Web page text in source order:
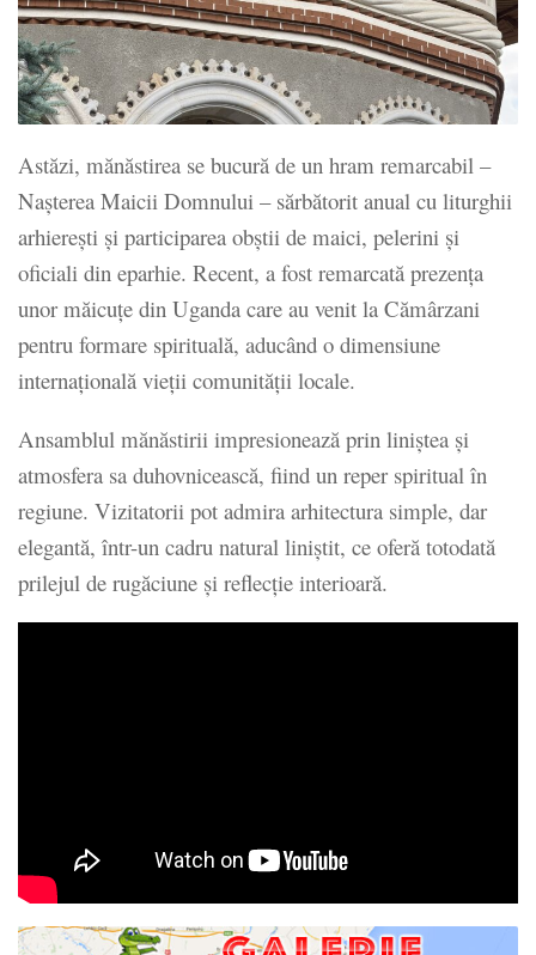
Astăzi, mănăstirea se bucură de un hram remarcabil –
Nașterea Maicii Domnului – sărbătorit anual cu liturghii
arhierești și participarea obștii de maici, pelerini și
oficiali din eparhie. Recent, a fost remarcată prezența
unor măicuțe din Uganda care au venit la Cămârzani
pentru formare spirituală, aducând o dimensiune
internațională vieţii comunității locale.
Ansamblul mănăstirii impresionează prin liniștea și
atmosfera sa duhovnicească, fiind un reper spiritual în
regiune. Vizitatorii pot admira arhitectura simple, dar
elegantă, într-un cadru natural liniștit, ce oferă totodată
prilejul de rugăciune și reflecție interioară.